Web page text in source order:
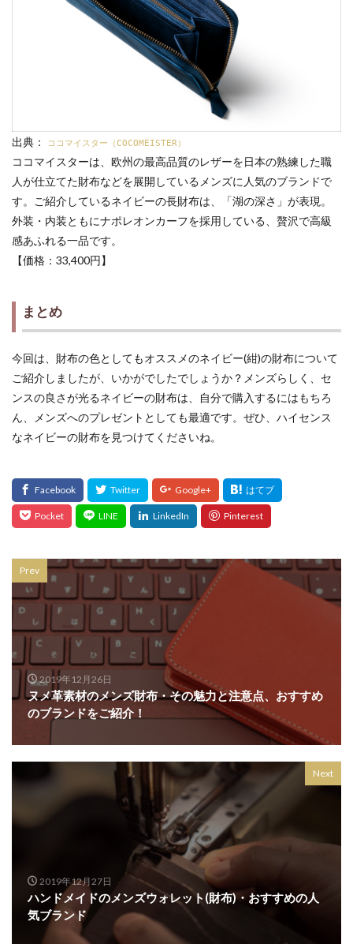
出典： ココマイスター（COCOMEISTER）
ココマイスターは、欧州の最高品質のレザーを日本の熟練した職
人が仕立てた財布などを展開しているメンズに人気のブランドで
す。ご紹介しているネイビーの長財布は、「湖の深さ」が表現。
外装・内装ともにナポレオンカーフを採用している、贅沢で高級
感あふれる一品です。
【価格：33,400円】
まとめ
今回は、財布の色としてもオススメのネイビー(紺)の財布について
ご紹介しましたが、いかがでしたでしょうか？メンズらしく、セ
ンスの良さが光るネイビーの財布は、自分で購入するにはもちろ
ん、メンズへのプレゼントとしても最適です。ぜひ、ハイセンス
なネイビーの財布を見つけてくださいね。
Prev
2019年12月26日
ヌメ革素材のメンズ財布・その魅力と注意点、おすすめ
のブランドをご紹介！
Next
2019年12月27日
ハンドメイドのメンズウォレット(財布)・おすすめの人
気ブランド